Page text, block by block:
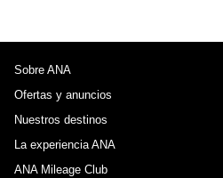
Sobre ANA
Ofertas y anuncios
Nuestros destinos
La experiencia ANA
ANA Mileage Club